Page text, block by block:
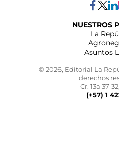
NUESTROS
La
Asuntos
© 2026, Editorial La
derechos
Cr. 13a 37-
(+57) 1